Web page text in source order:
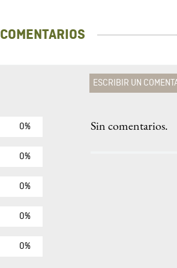
COMENTARIOS
0%
0%
0%
0%
0%
ESCRIBIR UN
Agregar
Sin comentarios.